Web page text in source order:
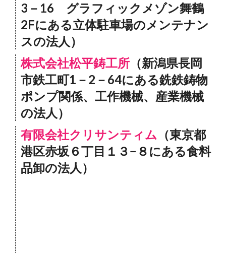
3－16 グラフィックメゾン舞鶴
2Fにある立体駐車場のメンテナン
スの法人）
株式会社松平鋳工所 （新潟県長岡
市鉄工町1－2－64にある銑鉄鋳物
ポンプ関係、工作機械、産業機械
の法人）
有限会社クリサンティム （東京都
港区赤坂６丁目１３−８にある食料
品卸の法人）